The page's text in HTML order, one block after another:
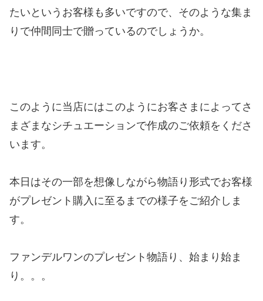
たいというお客様も多いですので、そのような集ま
りで仲間同士で贈っているのでしょうか。
このように当店にはこのようにお客さまによってさ
まざまなシチュエーションで作成のご依頼をくださ
います。
本日はその一部を想像しながら物語り形式でお客様
がプレゼント購入に至るまでの様子をご紹介しま
す。
ファンデルワンのプレゼント物語り、始まり始ま
り。。。